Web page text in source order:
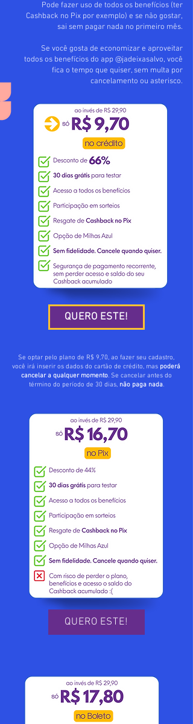
Pode fazer uso de todos os benefícios (ter
Cashback no Pix por exemplo) e se não gostar,
sai sem pagar nada no primeiro mês.
Se você gosta de economizar e aproveitar
todos os benefícios do app @jadeixasalvo, você
fica o tempo que quiser, sem multa por
cancelamento ou asterisco.
QUERO ESTE!
Se optar pelo plano de R$ 9,70, ao fazer seu cadastro,
você irá inserir os dados do cartão de crédito, mas poderá
cancelar a qualquer momento. Se cancelar antes do
término do período de 30 dias, não paga nada.
QUERO ESTE!